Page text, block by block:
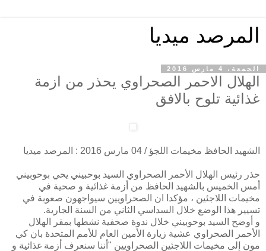
المرصد ميديا
الجمعة، 4 مارس 2016
الهلال الاحمر الصحراوي يحذر من ازمة
غذائية تلوح بالافق
الشهيد الحافظ مخيمات اللجؤ / 04 مارس 2016 : المرصد ميديا
حذر رئيس الهلال الأحمر الصحراوي السيد بوحبيني يحي بوحوبيني
أمس الخميس بالشهيد الحافظ من أزمة غذائية و صحية في
مخيمات اللاجئين ، مؤكدا ان الصحراويين سيواجهون صعوبة في
تسيير هذا الوضع خلال السداسي الثاني من السنة الجارية.
و أوضح السيد بوحوبيني خلال ندوة صحفية نشطها بمقر الهلال
الأحمر الصحراوي عشية زيارة الأمين العام للأمم المتحدة بان كي
مون إلى مخيمات اللاجئين الصحراويين "أننا سنعرف أزمة غذائية و